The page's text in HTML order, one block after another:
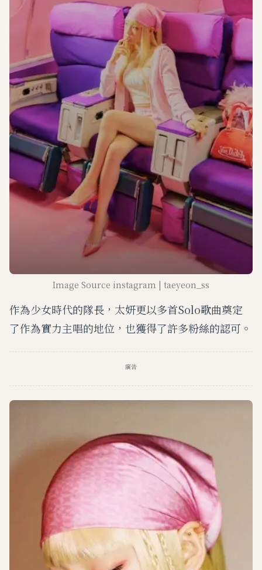
Image Source instagram | taeyeon_ss
作為少女時代的隊長，太妍更以多首Solo歌曲奠定
了作為實力主唱的地位，也獲得了許多粉絲的認可。
廣告